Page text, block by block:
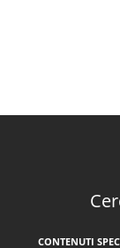
CONTENUTI